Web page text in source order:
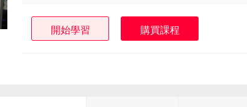
開始學習 購買課程